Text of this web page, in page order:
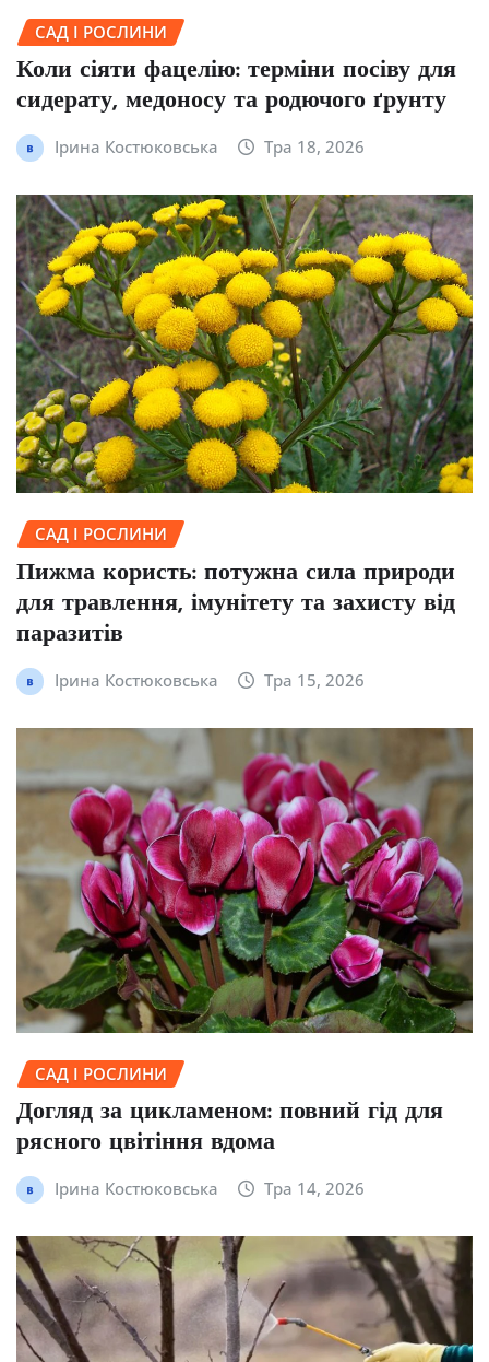
САД І РОСЛИНИ
Коли сіяти фацелію: терміни посіву для
сидерату, медоносу та родючого ґрунту
Ірина Костюковська Тра 18, 2026
САД І РОСЛИНИ
Пижма користь: потужна сила природи
для травлення, імунітету та захисту від
паразитів
Ірина Костюковська Тра 15, 2026
САД І РОСЛИНИ
Догляд за цикламеном: повний гід для
рясного цвітіння вдома
Ірина Костюковська Тра 14, 2026